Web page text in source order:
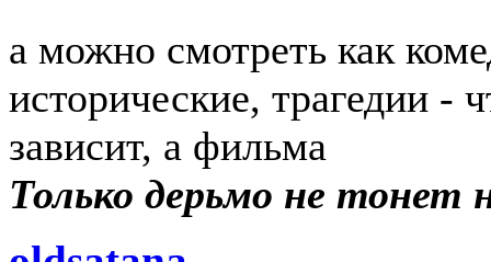
а можно смотреть как
исторические, трагедии -
зависит, а фильма
Только дерьмо не тонет